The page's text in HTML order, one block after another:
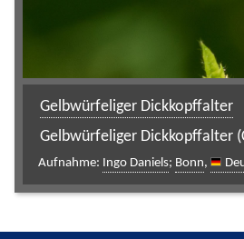
Gelbwürfeliger Dickkopffalter
Gelbwürfeliger Dickkopffalter
Aufnahme: Ingo Daniels; Bonn,